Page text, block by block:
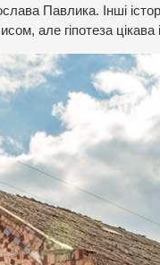
Павлика. Інші
але гіпотеза цікава